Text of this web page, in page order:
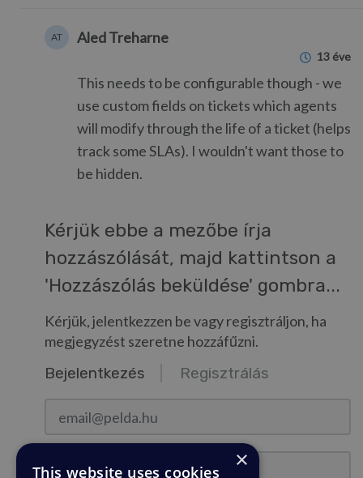
AT Aled Treharne
13 éve
This needs to be configurable though - we
use custom fields on tickets which agents
will modify through the life of a ticket (helps
track some SLAs). I wouldn't want those to
be hidden.
Kérjük ebbe a mezőbe írja
hozzászólását, majd kattintson a
'Hozzászólás beküldése' gombra...
Kérjük, jelentkezzen be vagy regisztráljon, ha
megjegyzést szeretne hozzáfűzni.
Bejelentkezés Regisztrálás
×
This website uses cookies